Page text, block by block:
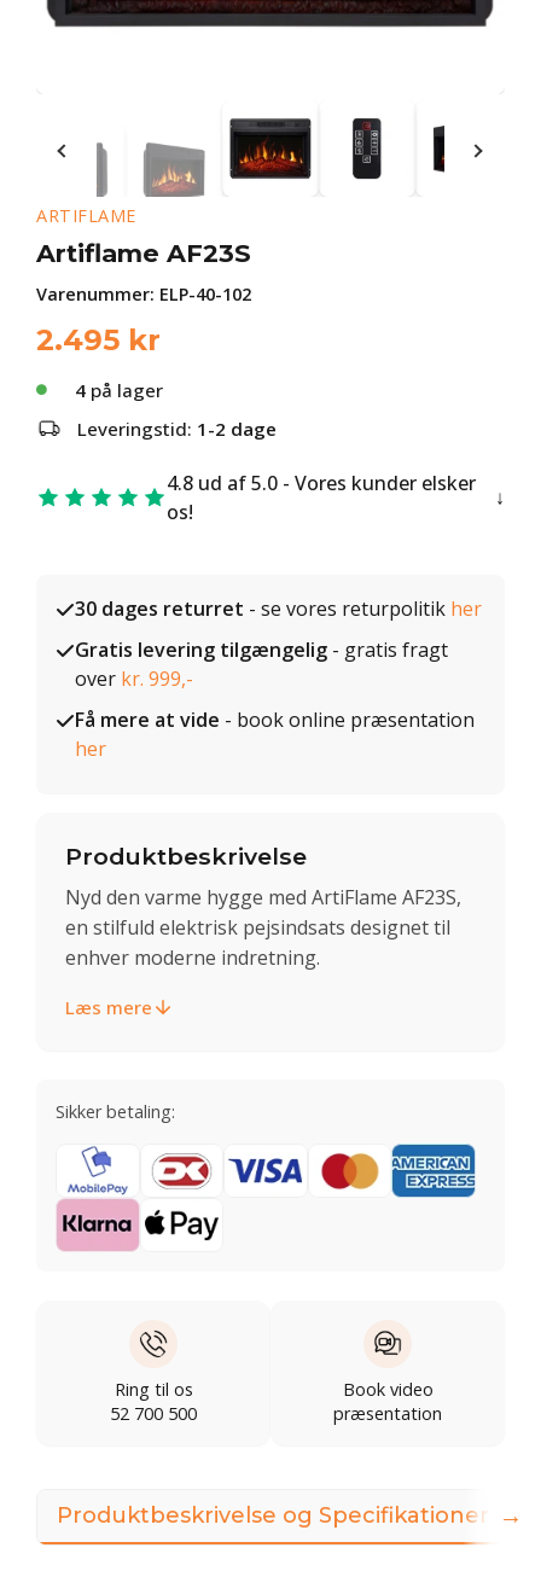
ARTIFLAME
Artiflame AF23S
Varenummer: ELP-40-102
2.495 kr
4 på lager
Leveringstid: 1-2 dage
4.8 ud af 5.0 - Vores kunder elsker
os!
30 dages returret - se vores returpolitik her
Gratis levering tilgængelig - gratis fragt
over kr. 999,-
Få mere at vide - book online præsentation
her
Produktbeskrivelse
Nyd den varme hygge med ArtiFlame AF23S,
en stilfuld elektrisk pejsindsats designet til
enhver moderne indretning.
Læs mere
Sikker betaling:
Ring til os
52 700 500
Book video
præsentation
Produktbeskrivelse og Specifikationer →